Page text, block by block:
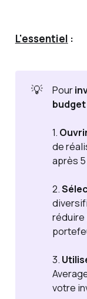
L'essentiel :
💡 Pour
budget
1.
de
après
2.
réduire
3.
votre